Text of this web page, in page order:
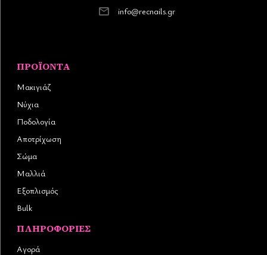
info@recnails.gr
ΠΡΟΪΌΝΤΑ
Μακιγιάζ
Νύχια
Ποδολογία
Αποτρίχωση
Σώμα
Μαλλιά
Εξοπλισμός
Bulk
ΠΛΗΡΟΦΟΡΊΕΣ
Αγορά